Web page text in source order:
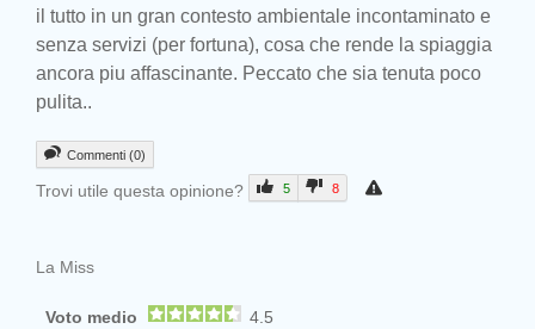
il tutto in un gran contesto ambientale incontaminato e
senza servizi (per fortuna), cosa che rende la spiaggia
ancora piu affascinante. Peccato che sia tenuta poco
pulita..
Commenti (0)
Trovi utile questa opinione? 5 8
La Miss
Voto medio
4.5